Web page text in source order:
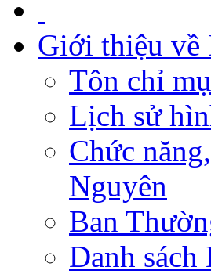
Giới thiệu về
Tôn chỉ
Lịch sử
Chức
Nguyên
Ban
Danh